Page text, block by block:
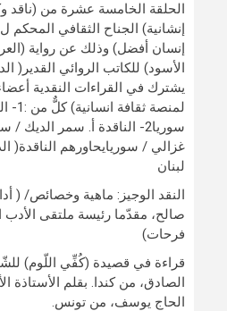
الحلقة الخامسة عشرة من (ناقد
إنشانية) الجناح الثقافي المحكم
إنسان أفضل) وذلك عن رواية
الأسود) للكاتب الروائي القدير(
يشترك في القراءات النقدية
غزالي / سوريايحاورهم الناقدة(
لبنان
النقد الوجيز: ماهية وخصائص/ (
صالح، مقدّما رئيسة ملتقى الأدب
فرحات)
قراءة في قصيدة (كُفِّي اللّوم)
الصادق، من كندا. بقلم الأستاذة
الحاج يوسف، من تونس.